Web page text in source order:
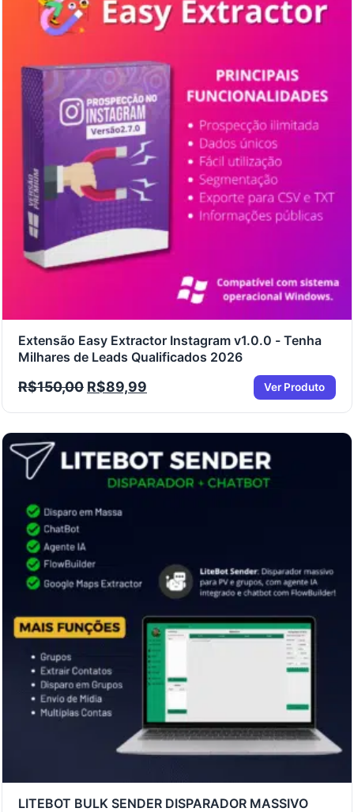
Extensão Easy Extractor Instagram v1.0.0 - Tenha
Milhares de Leads Qualificados 2026
R$150,00 R$89,99 Ver Produto
LITEBOT BULK SENDER DISPARADOR MASSIVO